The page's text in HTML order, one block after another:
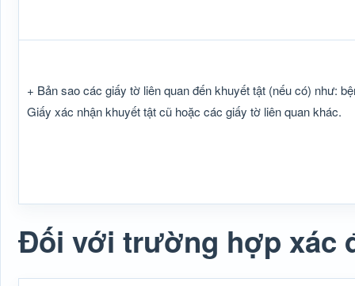
+ Bản sao các giấy tờ liên quan đến khuyết tật (nếu có) như:
Giấy xác nhận khuyết tật cũ hoặc các giấy tờ liên quan khác.
Đối với trường hợp xác